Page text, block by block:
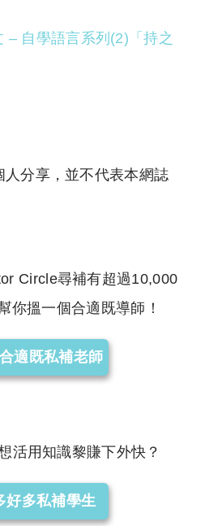
– 自學語言系列(2)「持之
分享，並不代表本網誌
Circle尋補有超過10,000
你搵一個合適既導師！
適既私補老師
活用知識黎賺下外快？
好多私補學生